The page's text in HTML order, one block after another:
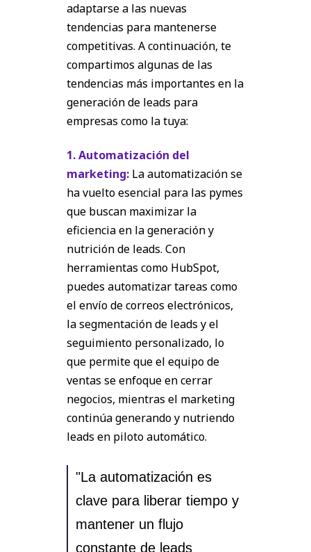
adaptarse a las nuevas
tendencias para mantenerse
competitivas. A continuación, te
compartimos algunas de las
tendencias más importantes en la
generación de leads para
empresas como la tuya:
1. Automatización del
marketing: La automatización se
ha vuelto esencial para las pymes
que buscan maximizar la
eficiencia en la generación y
nutrición de leads. Con
herramientas como HubSpot,
puedes automatizar tareas como
el envío de correos electrónicos,
la segmentación de leads y el
seguimiento personalizado, lo
que permite que el equipo de
ventas se enfoque en cerrar
negocios, mientras el marketing
continúa generando y nutriendo
leads en piloto automático.
"La automatización es
clave para liberar tiempo y
mantener un flujo
constante de leads